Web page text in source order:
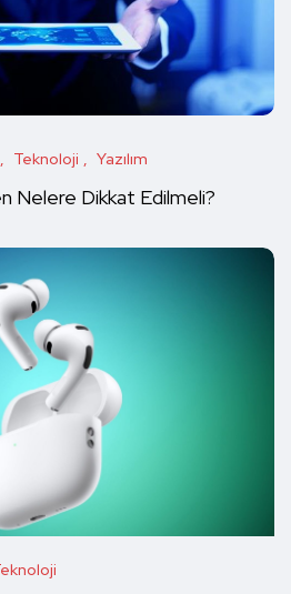
Teknoloji Yazılım
Nelere Dikkat Edilmeli?